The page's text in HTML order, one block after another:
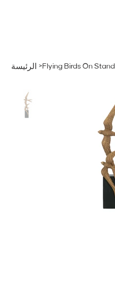
الرئيسة >Flying Birds On Stand